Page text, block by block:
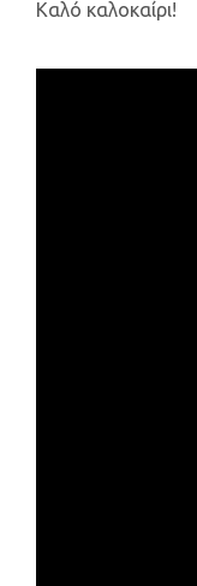
Καλό καλοκαίρι!